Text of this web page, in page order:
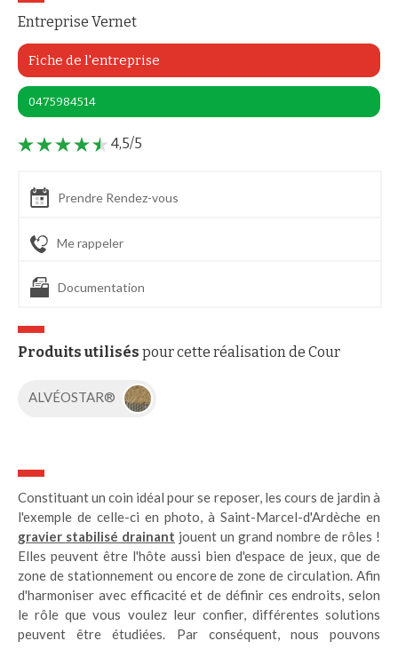
Entreprise Vernet
Fiche de l'entreprise
0475984514
4,5/5
Prendre Rendez-vous
Me rappeler
Documentation
Produits utilisés pour cette réalisation de Cour
ALVÉOSTAR®
Constituant un coin idéal pour se reposer, les cours de jardin à
l'exemple de celle-ci en photo, à Saint-Marcel-d'Ardèche en
gravier stabilisé drainant jouent un grand nombre de rôles !
Elles peuvent être l'hôte aussi bien d'espace de jeux, que de
zone de stationnement ou encore de zone de circulation. Afin
d'harmoniser avec efficacité et de définir ces endroits, selon
le rôle que vous voulez leur confier, différentes solutions
peuvent être étudiées. Par conséquent, nous pouvons